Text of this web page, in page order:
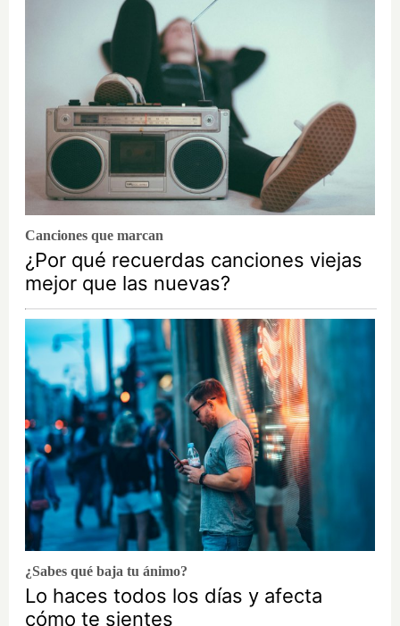
Canciones que marcan
¿Por qué recuerdas canciones viejas
mejor que las nuevas?
¿Sabes qué baja tu ánimo?
Lo haces todos los días y afecta
cómo te sientes